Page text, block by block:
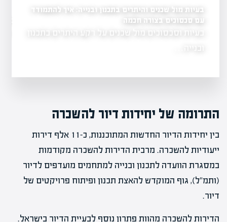
בעיות מול שכנים והיתרים בתכנון ובנייה: איך להתמודד
עם סכסוכים בצורה חכמה
בעיות וסכסוכים מול שכנים על רקע היתרים בתכנוןשינוי ייעוד
התרומה של יחידות דיור להשכרה
בין יחידות הדיור החדשות המתוכננות, כ-11 אלף דירות
ייעודיות להשכרה. מרבית הדירות להשכרה מקודמות
במסגרת הוועדה לתכנון ובנייה למתחמים מועדפים לדיור
(ותמ"ל), גוף המוקדש להאצת תכנון ופיתוח פרויקטים של
דיור.
הדירות להשכרה מהוות פתרון נוסף לבעיית הדיור בישראל.